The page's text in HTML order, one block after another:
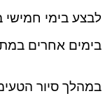
לבצע בימי חמישי
בימים אחרים
במהלך סיור